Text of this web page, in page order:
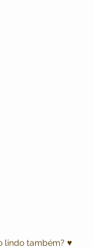
lindo também? ♥